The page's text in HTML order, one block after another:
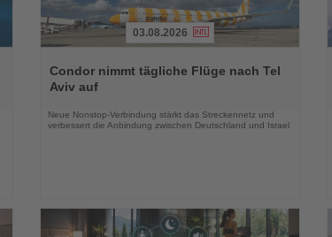
Sie
die
03.08.2026
Condor nimmt tägliche Flüge nach Tel
Aviv auf
Neue Nonstop-Verbindung stärkt das Streckennetz und
verbessert die Anbindung zwischen Deutschland und Israel